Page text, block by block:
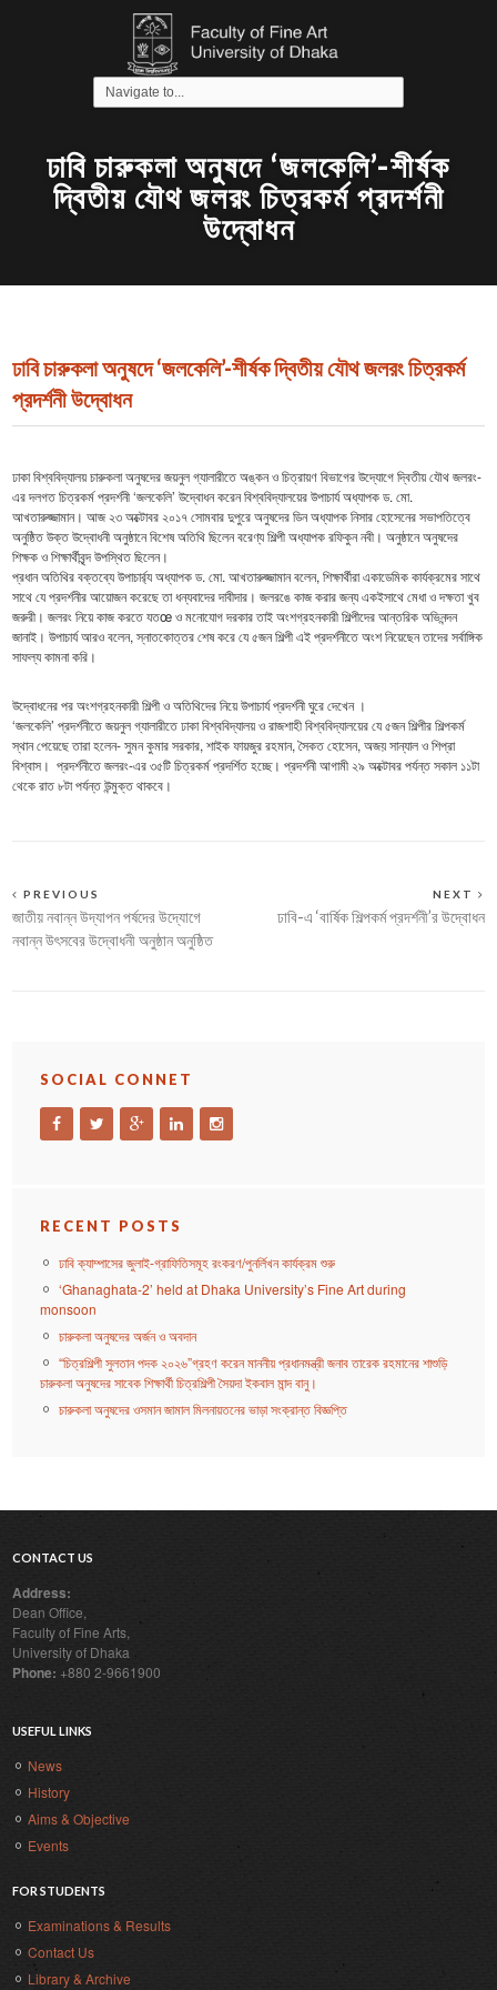
ঢাবি চারুকলা অনুষদে ‘জলকেলি’-শীর্ষক
দ্বিতীয় যৌথ জলরং চিত্রকর্ম প্রদর্শনী
উদ্বোধন
ঢাবি চারুকলা অনুষদে ‘জলকেলি’-শীর্ষক দ্বিতীয় যৌথ জলরং চিত্রকর্ম
প্রদর্শনী উদ্বোধন
ঢাকা বিশ্ববিদ্যালয় চারুকলা অনুষদের জয়নুল গ্যালারীতে অঙ্কন ও চিত্রায়ণ বিভাগের উদ্যোগে দ্বিতীয় যৌথ জলরং-
এর দলগত চিত্রকর্ম প্রদর্শনী ‘জলকেলি’ উদ্বোধন করেন বিশ্ববিদ্যালয়ের উপাচার্য অধ্যাপক ড. মো.
আখতারুজ্জামান। আজ ২৩ অক্টোবর ২০১৭ সোমবার দুপুরে অনুষদের ডিন অধ্যাপক নিসার হোসেনের সভাপতিত্বে
অনুষ্ঠিত উক্ত উদ্বোধনী অনুষ্ঠানে বিশেষ অতিথি ছিলেন বরেণ্য শিল্পী অধ্যাপক রফিকুন নবী। অনুষ্ঠানে অনুষদের
শিক্ষক ও শিক্ষার্থীবৃন্দ উপস্থিত ছিলেন।
প্রধান অতিথির বক্তব্যে উপাচার্র্য অধ্যাপক ড. মো. আখতারুজ্জামান বলেন, শিক্ষার্থীরা একাডেমিক কার্যক্রমের সাথে
সাথে যে প্রদর্শনীর আয়োজন করেছে তা ধন্যবাদের দাবীদার। জলরঙে কাজ করার জন্য একইসাথে মেধা ও দক্ষতা খুব
জরুরী। জলরং নিয়ে কাজ করতে যতœ ও মনোযোগ দরকার তাই অংশগ্রহনকারী শিল্পীদের আন্তরিক অভিনন্দন
জানাই। উপাচার্য আরও বলেন, স্নাতকোত্তর শেষ করে যে ৫জন শিল্পী এই প্রদর্শনীতে অংশ নিয়েছেন তাদের সর্বাঙ্গিক
সাফল্য কামনা করি।
উদ্বোধনের পর অংশগ্রহনকারী শিল্পী ও অতিথিদের নিয়ে উপাচার্য প্রদর্শনী ঘুরে দেখেন ।
‘জলকেলি’ প্রদর্শনীতে জয়নুল গ্যালারীতে ঢাকা বিশ্ববিদ্যালয় ও রাজশাহী বিশ্ববিদ্যালয়ের যে ৫জন শিল্পীর শিল্পকর্ম
স্থান পেয়েছে তারা হলেন- সুমন কুমার সরকার, শাইক ফায়জুর রহমান, সৈকত হোসেন, অজয় সান্যাল ও শিপ্রা
বিশ্বাস। প্রদর্শনীতে জলরং-এর ৩৫টি চিত্রকর্ম প্রদর্শিত হচ্ছে। প্রদর্শনী আগামী ২৯ অক্টোবর পর্যন্ত সকাল ১১টা
থেকে রাত ৮টা পর্যন্ত উন্মুক্ত থাকবে।
PREVIOUS
জাতীয় নবান্ন উদ্যাপন পর্ষদের উদ্যোগে
নবান্ন উৎসবের উদ্বোধনী অনুষ্ঠান অনুষ্ঠিত
NEXT
ঢাবি-এ ‘বার্ষিক শিল্পকর্ম প্রদর্শনী’র উদ্বোধন
SOCIAL CONNET
RECENT POSTS
ঢাবি ক্যাম্পাসের জুলাই-গ্রাফিতিসমূহ রংকরণ/পুনর্লিখন কার্যক্রম শুরু
‘Ghanaghata-2’ held at Dhaka University’s Fine Art during
monsoon
চারুকলা অনুষদের অর্জন ও অবদান
“চিত্রশিল্পী সুলতান পদক ২০২৬”গ্রহণ করেন মাননীয় প্রধানমন্ত্রী জনাব তারেক রহমানের শাশুড়ি
চারুকলা অনুষদের সাবেক শিক্ষার্থী চিত্রশিল্পী সৈয়দা ইকবাল মান্দ বানু।
চারুকলা অনুষদের ওসমান জামাল মিলনায়তনের ভাড়া সংক্রান্ত বিজ্ঞপ্তি
CONTACT US
Address:
Dean Office,
Faculty of Fine Arts,
University of Dhaka
Phone: +880 2-9661900
USEFUL LINKS
News
History
Aims & Objective
Events
FOR STUDENTS
Examinations & Results
Contact Us
Library & Archive